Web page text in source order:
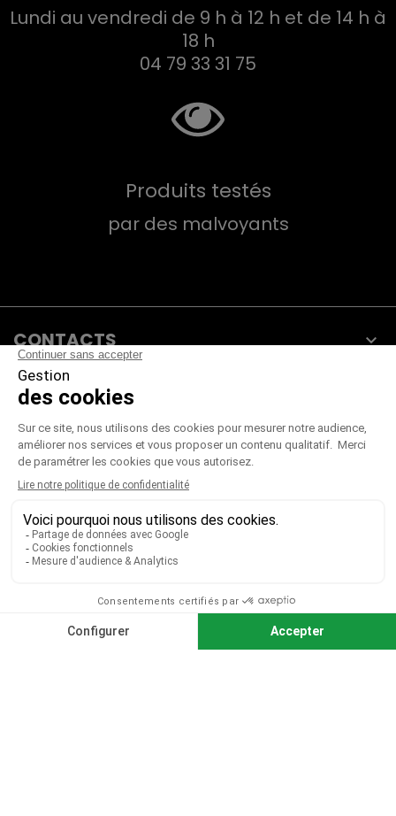
Lundi au vendredi de 9 h à 12 h et de 14 h à
18 h
04 79 33 31 75
Produits testés
par des malvoyants
CONTACTS 
PRODUITS
NOTRE SOCIÉTÉ
VOTRE COMPTE 
CGV|CGU|Mentions légales
Paiement sécurisé
Télécharger notre catalogue
Télécharger le bon de commande